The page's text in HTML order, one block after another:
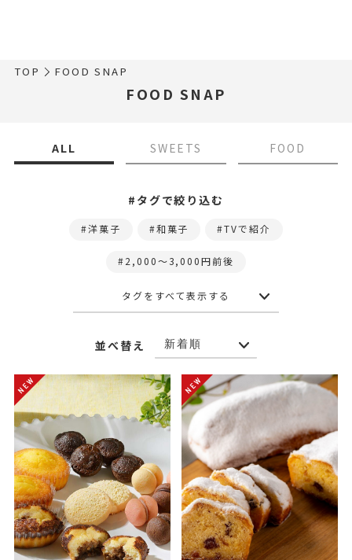
TOP FOOD SNAP
FOOD SNAP
ALL SWEETS FOOD
#タグで絞り込む
洋菓子 和菓子 TVで紹介
2,000〜3,000円前後
タグをすべて表示する
並べ替え